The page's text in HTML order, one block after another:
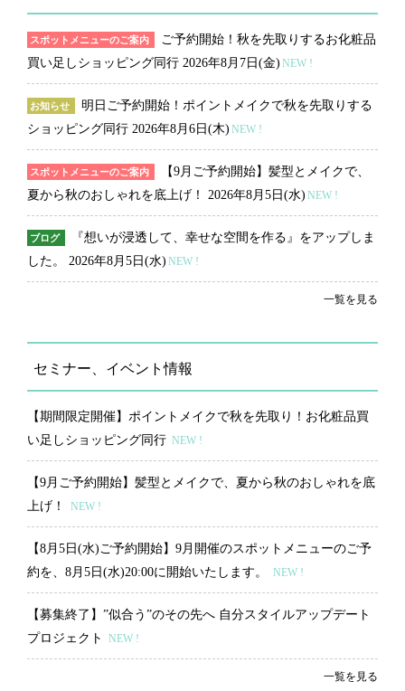
スポットメニューのご案内
ご予約開始！秋を先取りするお化粧品
買い足しショッピング同行 2026年8月7日(金) NEW !
お知らせ
明日ご予約開始！ポイントメイクで秋を先取りする
ショッピング同行 2026年8月6日(木) NEW !
スポットメニューのご案内
【9月ご予約開始】髪型とメイクで、
夏から秋のおしゃれを底上げ！ 2026年8月5日(水) NEW !
ブログ
『想いが浸透して、幸せな空間を作る』をアップしま
した。 2026年8月5日(水) NEW !
一覧を見る
セミナー、イベント情報
【期間限定開催】ポイントメイクで秋を先取り！お化粧品買
い足しショッピング同行 NEW !
【9月ご予約開始】髪型とメイクで、夏から秋のおしゃれを底
上げ！
NEW !
【8月5日(水)ご予約開始】9月開催のスポットメニューのご予
約を、8月5日(水)20:00に開始いたします。
NEW !
【募集終了】”似合う”のその先へ 自分スタイルアップデート
プロジェクト
NEW !
一覧を見る